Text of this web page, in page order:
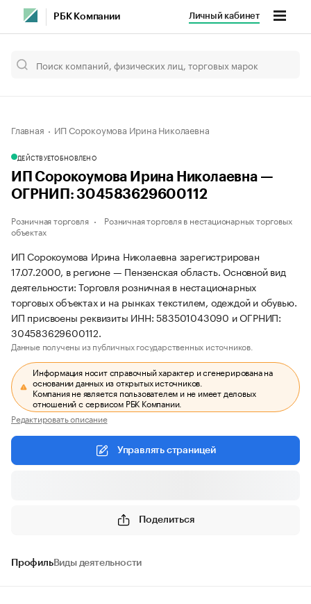
РБК Компании Личный кабинет
Главная ИП Сорокоумова Ирина Николаевна
ДЕЙСТВУЕТОБНОВЛЕНО
ИП Сорокоумова Ирина Николаевна —
ОГРНИП: 304583629600112
Розничная торговля
Розничная торговля в нестационарных торговых
объектах
ИП Сорокоумова Ирина Николаевна зарегистрирован
17.07.2000, в регионе — Пензенская область. Основной вид
деятельности: Торговля розничная в нестационарных
торговых объектах и на рынках текстилем, одеждой и обувью.
ИП присвоены реквизиты ИНН: 583501043090 и ОГРНИП:
304583629600112.
Данные получены из публичных государственных источников.
Информация носит справочный характер и сгенерирована на
основании данных из открытых источников.
Компания не является пользователем и не имеет деловых
отношений с сервисом РБК Компании.
Редактировать описание
Управлять страницей
Поделиться
ПрофильВиды деятельности